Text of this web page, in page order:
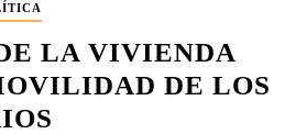
LA VIVIENDA
DE LOS